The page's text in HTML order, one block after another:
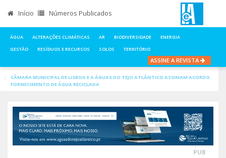
Início Números Publicados
ÁGUA ALTERAÇÕES CLIMÁTICAS AR BIODIVERSIDADE
ENERGIA
GESTÃO
RESÍDUOS E RECURSOS SOLOS TERRITÓRIO
ASSINE A REVISTA
CÂMARA MUNICIPAL DE LISBOA E A ÁGUAS DO TEJO ATLÂNTICO ASSINAM ACORDO
FORNECIMENTO DE ÁGUA RECICLADA
PUB